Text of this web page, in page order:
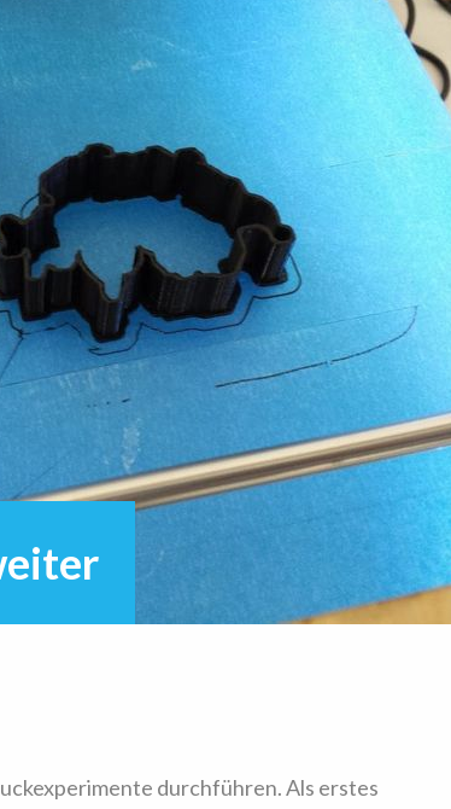
durchführen. Als erstes